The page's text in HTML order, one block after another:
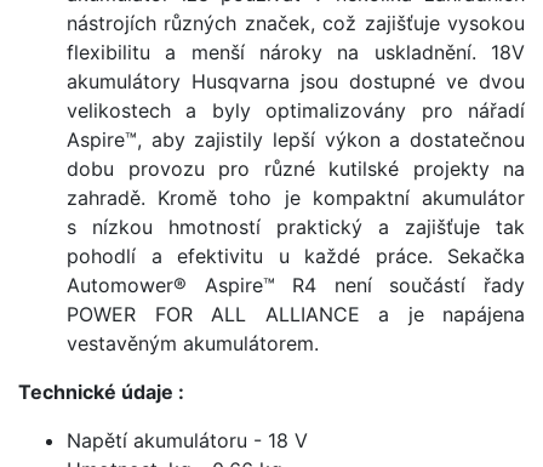
nástrojích různých značek, což zajišťuje vysokou
flexibilitu a menší nároky na uskladnění. 18V
akumulátory Husqvarna jsou dostupné ve dvou
velikostech a byly optimalizovány pro nářadí
Aspire™, aby zajistily lepší výkon a dostatečnou
dobu provozu pro různé kutilské projekty na
zahradě. Kromě toho je kompaktní akumulátor
s nízkou hmotností praktický a zajišťuje tak
pohodlí a efektivitu u každé práce. Sekačka
Automower® Aspire™ R4 není součástí řady
POWER FOR ALL ALLIANCE a je napájena
vestavěným akumulátorem.
Technické údaje :
Napětí akumulátoru - 18 V